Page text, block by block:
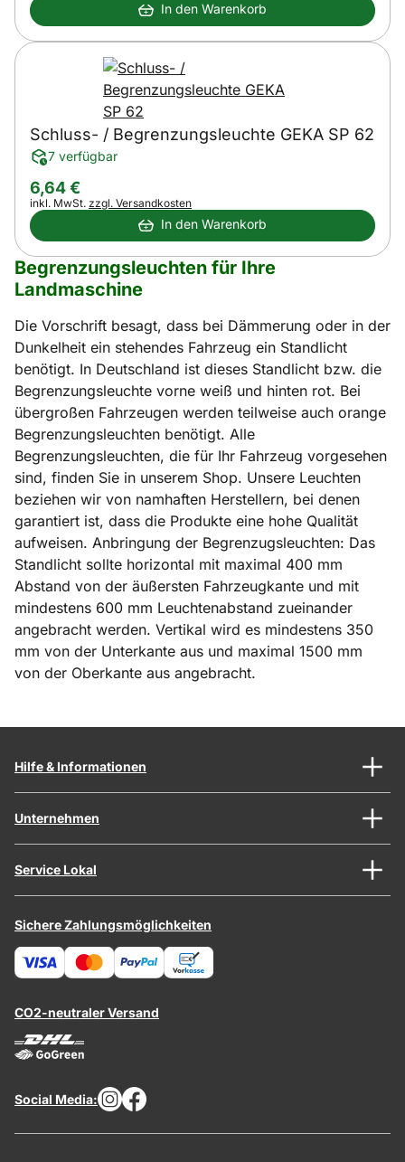
In den Warenkorb
Schluss- / Begrenzungsleuchte GEKA SP 62
7 verfügbar
6,64€
Steuerhinweis:
inkl. MwSt. zzgl. Versandkosten
In den Warenkorb
Begrenzungsleuchten für Ihre
Landmaschine
Die Vorschrift besagt, dass bei Dämmerung oder in der
Dunkelheit ein stehendes Fahrzeug ein Standlicht
benötigt. In Deutschland ist dieses Standlicht bzw. die
Begrenzungsleuchte vorne weiß und hinten rot. Bei
übergroßen Fahrzeugen werden teilweise auch orange
Begrenzungsleuchten benötigt. Alle
Begrenzungsleuchten, die für Ihr Fahrzeug vorgesehen
sind, finden Sie in unserem Shop. Unsere Leuchten
beziehen wir von namhaften Herstellern, bei denen
garantiert ist, dass die Produkte eine hohe Qualität
aufweisen. Anbringung der Begrenzugsleuchten: Das
Standlicht sollte horizontal mit maximal 400 mm
Abstand von der äußersten Fahrzeugkante und mit
mindestens 600 mm Leuchtenabstand zueinander
angebracht werden. Vertikal wird es mindestens 350
mm von der Unterkante aus und maximal 1500 mm
von der Oberkante aus angebracht.
Hilfe & Informationen
Unternehmen
Service Lokal
Sichere Zahlungsmöglichkeiten
CO2-neutraler Versand
Social Media: